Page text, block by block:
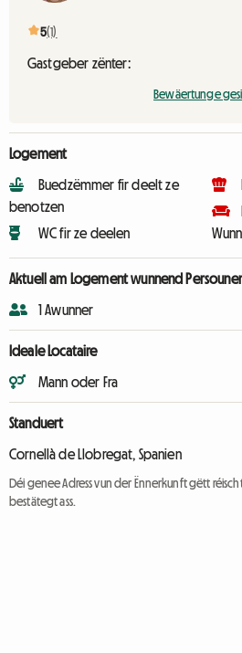
5(1)
Gastgeber zënter:
Bewäertunge
Logement
Buedzëmmer fir deelt ze
benotzen
WC fir ze deelen
Aktuell am Logement wunnend
1 Awunner
Ideale Locataire
Mann oder Fra
Standuert
Cornellà de Llobregat, Spanien
Déi genee Adress vun der Ënnerkunft gëtt
bestätegt ass.